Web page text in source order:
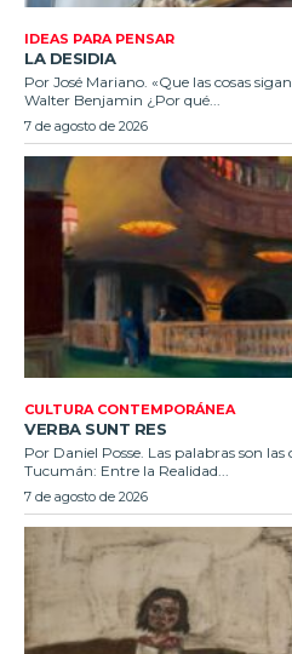
IDEAS PARA PENSAR
LA DESIDIA
Por José Mariano. «Que las cosas
Walter Benjamin ¿Por qué...
7 de agosto de 2026
CULTURA CONTEMPORÁNEA
VERBA SUNT RES
Por Daniel Posse. Las palabras son
Tucumán: Entre la Realidad...
7 de agosto de 2026